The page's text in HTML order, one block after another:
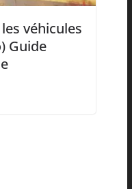
véhicules
Guide